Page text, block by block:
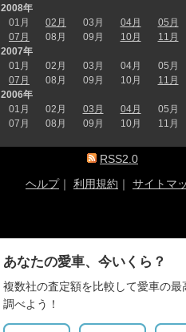
2008年
01月
02月 03月 04月 05月
07月
08月 09月 10月 11月
2007年
01月
02月 03月 04月 05月
07月
08月 09月 10月 11月
2006年
01月
02月 03月 04月 05月
07月
08月 09月 10月 11月
RSS2.0
ヘルプ｜ 利用規約 ｜ サイトマ
あなたの愛車、今いくら？
複数社の査定額を比較して愛車の最
調べよう！